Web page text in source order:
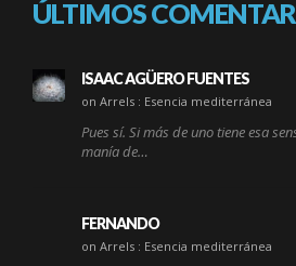
ÚLTIMOS
ISAAC AGÜERO FUENTES
on Arrels : Esencia mediterránea
Pues sí. Si más de uno tiene esa
manía de…
FERNANDO
on Arrels : Esencia mediterránea